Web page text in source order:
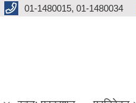
01-1480015, 01-1480034